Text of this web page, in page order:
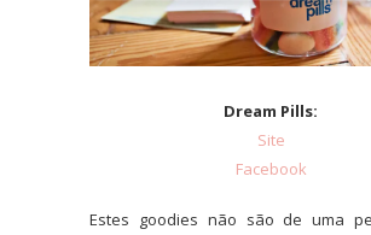
Dream Pills:
Site
Facebook
Estes goodies não são de uma